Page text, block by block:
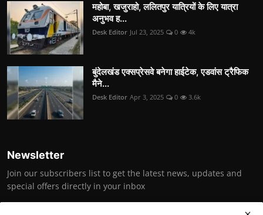
महोबा, खजुराहो, ललितपुर यात्रियों के लिए यात्रा
अनुभव ह...
Desk Editor Jul 23, 2025 0 4k
बुंदेलखंड एक्सप्रेसवे बनेगा हाईटेक, एडवांस ट्रैफिक
मैने...
Desk Editor Apr 3, 2025 0 3.6k
Newsletter
Join our subscribers list to get the latest news, updates and
special offers directly in your inbox